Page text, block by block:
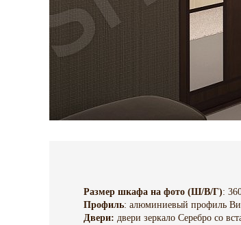
Размер шкафа на фото (Ш/В/Г):
Профиль: алюминиевый профиль
Двери: двери зеркало Серебро со